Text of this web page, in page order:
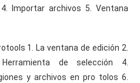
Importar archivos 5. Ventana
1. La ventana de edición 2.
de selección 4.
y archivos en pro tolos 6.